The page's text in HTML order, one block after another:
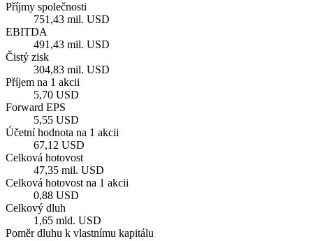
Příjmy společnosti
751,43 mil. USD
EBITDA
491,43 mil. USD
Čistý zisk
304,83 mil. USD
Příjem na 1 akcii
5,70 USD
Forward EPS
5,55 USD
Účetní hodnota na 1 akcii
67,12 USD
Celková hotovost
47,35 mil. USD
Celková hotovost na 1 akcii
0,88 USD
Celkový dluh
1,65 mld. USD
Poměr dluhu k vlastnímu kapitálu